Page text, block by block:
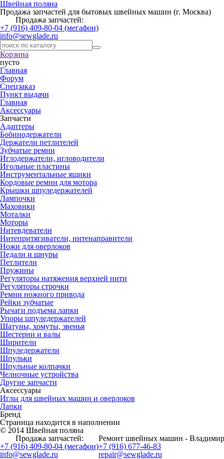
Швейная поляна
Продажа запчастей для бытовых швейных машин (г. Москва)
Продажа запчастей:
+7 (916) 409-80-04 (мегафон)
info@sewglade.ru
Корзина
пусто
Главная
Форум
Спецзаказ
Пункт выдачи
Главная
Аксессуары
Запчасти
Адаптеры
Бобинодержатели
Держатели петлителей
Зубчатые ремни
Иглодержатели, игловодители
Игольные пластины
Инструментальные ящики
Кордовые ремни для мотора
Крышки шпуледержателей
Лампочки
Маховики
Моталки
Моторы
Нитевдеватели
Нитепритягиватели, нитенаправители
Ножи для оверлоков
Педали и шнуры
Петлители
Пружины
Регуляторы натяжения верхней нити
Регуляторы строчки
Ремни ножного привода
Рейки зубчатые
Рычаги подъема лапки
Упоры шпуледержателей
Шатуны, хомуты, звенья
Шестерни и валы
Ширители
Шпуледержатели
Шпульки
Шпульные колпачки
Челночные устройства
Другие запчасти
Аксессуары
Иглы для швейных машин и оверлоков
Лапки
Бренд
Страница находится в наполнении
© 2014 Швейная поляна
Продажа запчастей:
Ремонт швейных машин -
+7 (916) 409-80-04 (мегафон)
info@sewglade.ru
+7 (916) 677-46-83
repair@sewglade.ru